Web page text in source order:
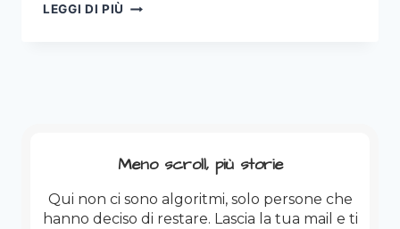
LEGGI DI PIÙ VINCITORE
BANALITÀ
RASSICURANTE.
Meno scroll, più storie
Qui non ci sono algoritmi, solo persone che
hanno deciso di restare. Lascia la tua mail e ti